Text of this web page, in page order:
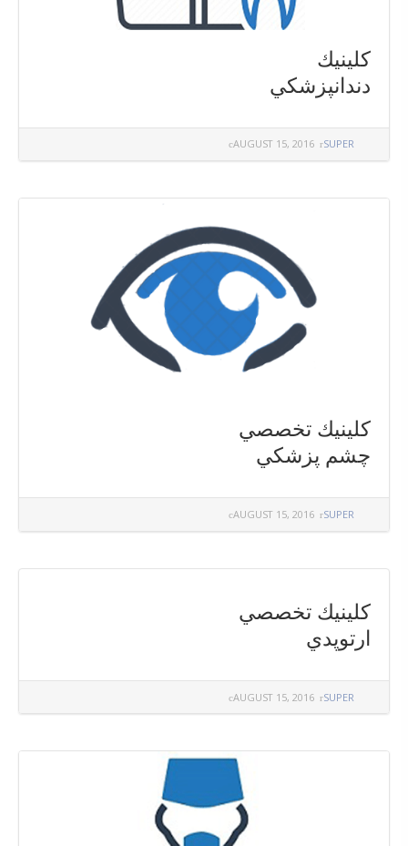
كلينيك
دندانپزشكي
AUGUST 15, 2016 SUPER
كلينيك تخصصي
چشم پزشكي
AUGUST 15, 2016 SUPER
كلينيك تخصصي
ارتوپدي
AUGUST 15, 2016 SUPER